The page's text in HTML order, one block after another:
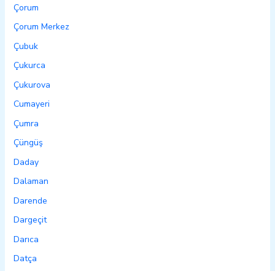
Çorum
Çorum Merkez
Çubuk
Çukurca
Çukurova
Cumayeri
Çumra
Çüngüş
Daday
Dalaman
Darende
Dargeçit
Darıca
Datça